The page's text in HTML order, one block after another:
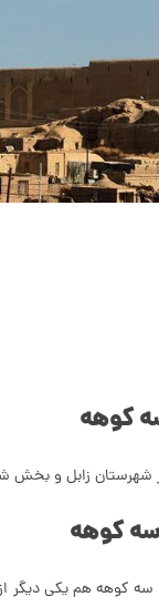
کوهه
آب در استان سیستان و
کوهه
سه کوهه هم یکی دیگر